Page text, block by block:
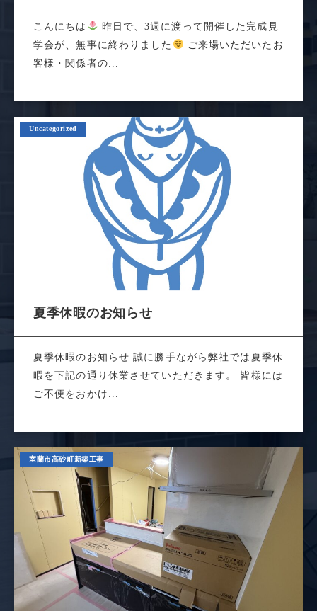
こんにちは
昨日で、3週に渡って開催した完成見
学会が、無事に終わりました
ご来場いただいたお
客様・関係者の...
Uncategorized
夏季休暇のお知らせ
夏季休暇のお知らせ 誠に勝手ながら弊社では夏季休
暇を下記の通り休業させていただきます。 皆様には
ご不便をおかけ...
室蘭市高砂町新築工事